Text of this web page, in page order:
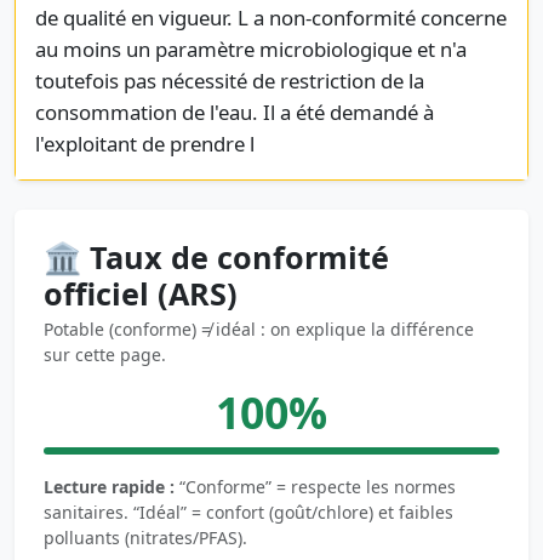
de qualité en vigueur. L a non-conformité concerne
au moins un paramètre microbiologique et n'a
toutefois pas nécessité de restriction de la
consommation de l'eau. Il a été demandé à
l'exploitant de prendre l
🏛️ Taux de conformité
officiel (ARS)
Potable (conforme) ≠ idéal : on explique la différence
sur cette page.
100%
Lecture rapide : “Conforme” = respecte les normes
sanitaires. “Idéal” = confort (goût/chlore) et faibles
polluants (nitrates/PFAS).